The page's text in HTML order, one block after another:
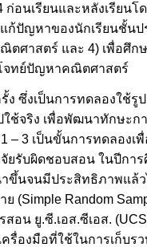
อนเรียนและหลังเรียนโ
ก้ปัญหาของนักเรียนชั้น
ตศาสตร์ และ 4) เพื่อศึก
โจทย์ปัญหาคณิตศาสตร์
ซึ่งเป็นการทดลองใช้รู
ใช้จริง เพื่อพัฒนาทักษะ
– 3 เป็นขั้นการทดลอง
ยรับผิดชอบสอน ในปีการ
ขึ้นจนมีประสิทธิภาพแล้
(Simple Random
น ยู.ซี.เอส.ซีเอส.
ครื่องมือที่ใช้ในการเก็บ